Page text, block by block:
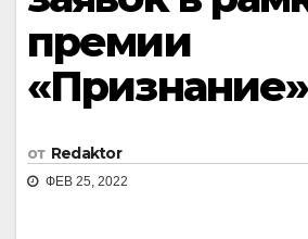
премии
«Признание»
от Redaktor
ФЕВ 25, 2022